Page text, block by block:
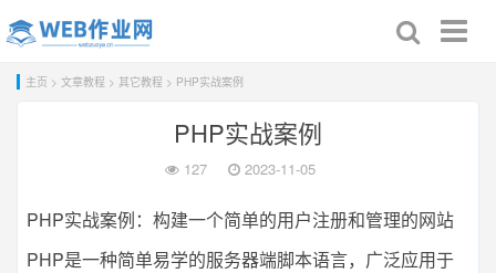
主页 > 文章教程 > 其它教程 > PHP实战案例
PHP实战案例
127 2023-11-05
PHP实战案例：构建一个简单的用户注册和管理的网站
PHP是一种简单易学的服务器端脚本语言，广泛应用于